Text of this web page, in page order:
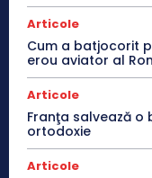
Articole
Cum a batjocorit
erou aviator al
Articole
Franţa salvează o
ortodoxie
Articole